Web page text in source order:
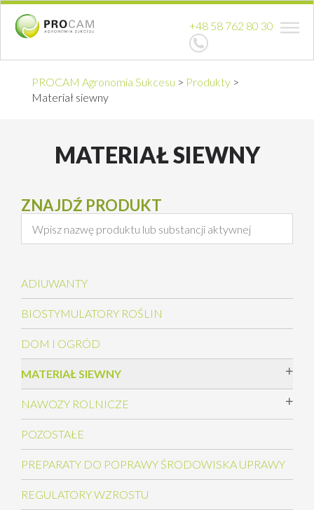
+48 58 762 80 30
PROCAM Agronomia Sukcesu > Produkty >
Materiał siewny
MATERIAŁ SIEWNY
ZNAJDŹ PRODUKT
ADIUWANTY
BIOSTYMULATORY ROŚLIN
DOM I OGRÓD
MATERIAŁ SIEWNY
NAWOZY ROLNICZE
POZOSTAŁE
PREPARATY DO POPRAWY ŚRODOWISKA UPRAWY
REGULATORY WZROSTU